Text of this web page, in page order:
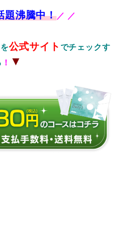
題沸騰中！／ ／
を公式サイト でチェックす
！ ▼